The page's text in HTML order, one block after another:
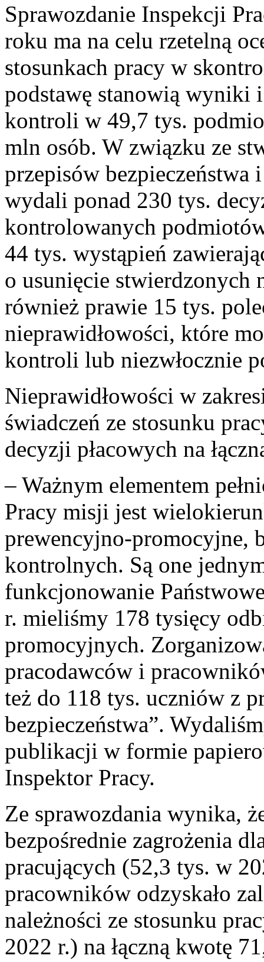
Sprawozdanie Inspekcji
roku ma na celu rzetelną
stosunkach pracy w
podstawę stanowią wyniki
kontroli w 49,7 tys.
mln osób. W związku ze
przepisów
wydali ponad 230 tys.
kontrolowanych
44 tys. wystąpień
o usunięcie stwierdzonych
również prawie 15 tys.
nieprawidłowości, które
kontroli lub niezwłocznie
Nieprawidłowości w
świadczeń ze stosunku
decyzji płacowych na
– Ważnym elementem
Pracy misji jest
prewencyjno-promocyjne,
kontrolnych. Są one
funkcjonowanie
r. mieliśmy 178 tysięcy
promocyjnych.
pracodawców i
też do 118 tys. uczniów z
bezpieczeństwa”.
publikacji w formie
Inspektor Pracy.
Ze sprawozdania wynika,
bezpośrednie zagrożenia
pracujących (52,3 tys. w
pracowników odzyskało
należności ze stosunku
2022 r.) na łączną kwotę